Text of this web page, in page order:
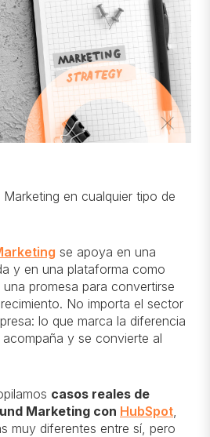
en cualquier tipo de
se apoya en una
y en una plataforma como
promesa para convertirse
No importa el sector
lo que marca la diferencia
y se convierte al
casos reales de
Marketing con HubSpot,
muy diferentes entre sí, pero